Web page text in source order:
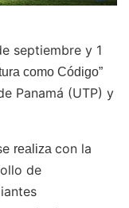
septiembre y 1
como Código”
Panamá (UTP) y
realiza con la
de